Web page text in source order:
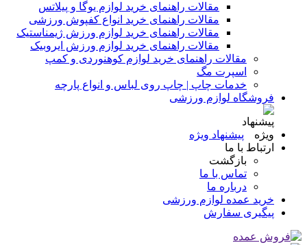
مقالات راهنمای خرید لوازم یوگا و پیلاتس
مقالات راهنمای خرید انواع کفپوش ورزشی
مقالات راهنمای خرید لوازم ورزش ژیمناستیک
مقالات راهنمای خرید لوازم ورزش ایروبیک
مقالات راهنمای خرید لوازم کوهنوردی و کمپ
اسپرت مگ
خدمات چاپ | چاپ روی لباس و انواع پارچه
فروشگاه لوازم ورزشی
پیشنهاد ویژه
ارتباط با ما
بازگشت
تماس با ما
درباره ما
خرید عمده لوازم ورزشی
پیگیری سفارش